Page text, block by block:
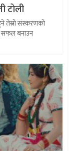
टोली
तेस्रो संस्करणको
सफल बनाउन